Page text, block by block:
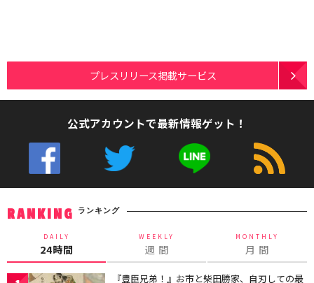
プレスリリース掲載サービス
公式アカウントで最新情報ゲット！
RANKING ランキング
DAILY
24時間
WEEKLY
週 間
MONTHLY
月 間
『豊臣兄弟！』お市と柴田勝家、自刃しての最